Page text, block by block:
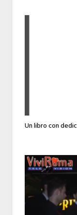
Un libro con